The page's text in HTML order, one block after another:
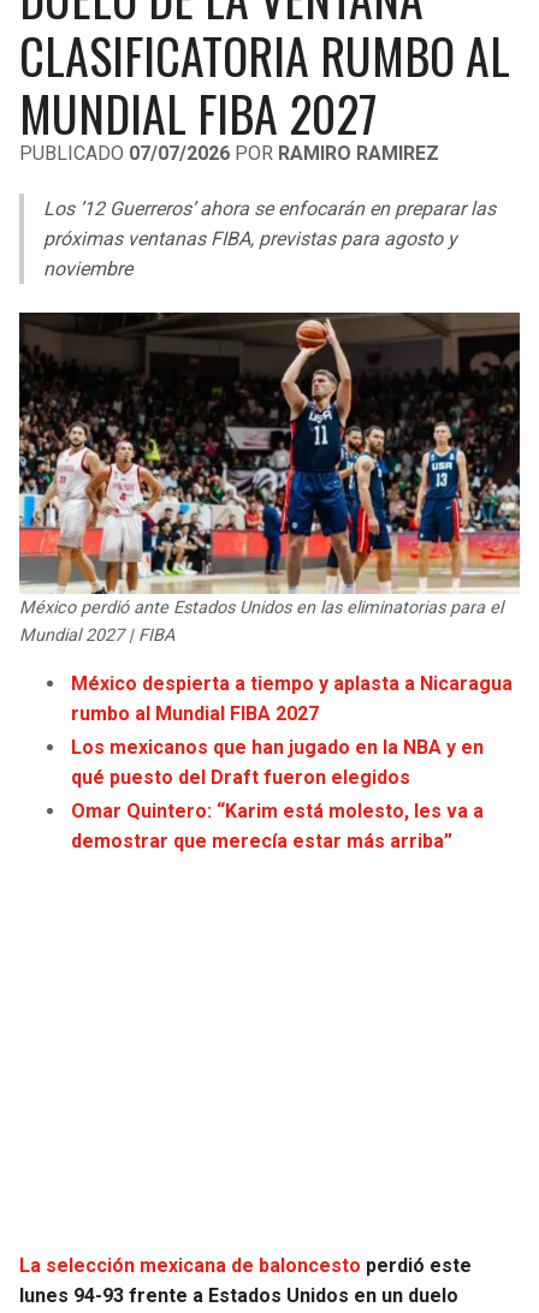
LIGA DE EXPANSIÓN MX
LEAGUES CUP
UEFA EUROPA LEAGUE
UEFA CONFERENCE LEAGUE
MLS
COPA SUDAMERICANA
LIGA BETPLAY
OTRAS LIGAS
RAIDERS
CHARGERS
BENGALS
BROWNS
STEELERS
TEXANS
COLTS
JAGUARS
TITANS
COWBOYS
GIANTS
EAGLES
CAVALIERS
PISTONS
BUCKS
HAWKS
HORNETS
HEAT
MAGIC
WIZARDS
WARRIORS
CLIPPERS
LAKERS
SUNS
CLASIFICATORIA RUMBO AL
MUNDIAL FIBA 2027
PUBLICADO 07/07/2026 POR RAMIRO RAMIREZ
Los ’12 Guerreros’ ahora se enfocarán en preparar las
próximas ventanas FIBA, previstas para agosto y
noviembre
México perdió ante Estados Unidos en las eliminatorias para el
Mundial 2027 | FIBA
México despierta a tiempo y aplasta a Nicaragua
rumbo al Mundial FIBA 2027
Los mexicanos que han jugado en la NBA y en
qué puesto del Draft fueron elegidos
Omar Quintero: “Karim está molesto, les va a
demostrar que merecía estar más arriba”
La selección mexicana de baloncesto perdió este
lunes 94-93 frente a Estados Unidos en un duelo